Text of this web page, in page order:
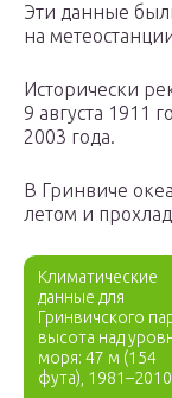
Эти данные
на
Исторически
9 августа 1911
2003 года.
В Гринвиче
летом и
Климатические
данные для
Гринвичского
высота над
моря: 47 м (154
фута), 1981–2010